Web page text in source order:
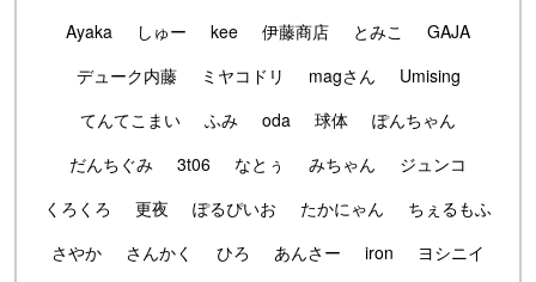
Ayaka
しゅー kee 伊藤商店 とみこ
GAJA
デューク内藤
ミヤコドリ magさん
Umising
てんてこまい
ふみ oda 球体
ぽんちゃん
だんちぐみ
3t06 なとぅ みちゃん
ジュンコ
くろくろ
更夜 ぽるぴいお たかにゃん
ちぇるもふ
さやか
さんかく ひろ あんさー iron
ヨシニイ